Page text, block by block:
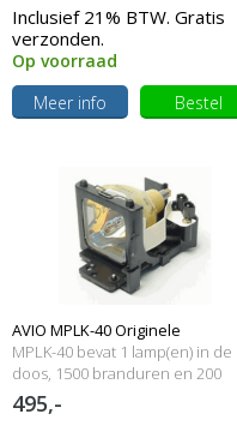
Inclusief 21% BTW. Gratis
verzonden.
Op voorraad
Meer info
Bestel
AVIO MPLK-40 Originele
lampmodule
MPLK-40 bevat 1 lamp(en) in de
doos, 1500 branduren en 200
Watt
495,-